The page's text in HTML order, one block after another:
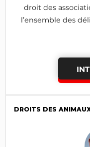
droit des
l’ensemble des
DROITS DES